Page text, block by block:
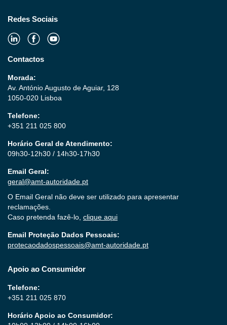
Redes Sociais
Contactos
Morada:
Av. António Augusto de Aguiar, 128
1050-020 Lisboa
Telefone:
+351 211 025 800
Horário Geral de Atendimento:
09h30-12h30 / 14h30-17h30
Email Geral:
geral@amt-autoridade.pt
O Email Geral não deve ser utilizado para apresentar
reclamações.
Caso pretenda fazê-lo, clique aqui
Email Proteção Dados Pessoais:
protecaodadospessoais@amt-autoridade.pt
Apoio ao Consumidor
Telefone:
+351 211 025 870
Horário Apoio ao Consumidor: